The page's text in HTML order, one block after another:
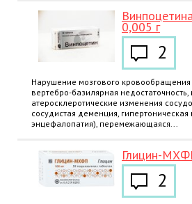
0,005 г
2
Нарушение мозгового кровообращения
вертебро-базилярная
атеросклеротические изменения
сосудистая деменция, гипертоническая
энцефалопатия), перемежающаяся...
Глицин-
2